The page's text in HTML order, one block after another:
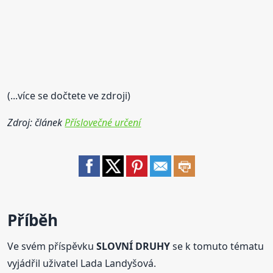
(...více se dočtete ve zdroji)
Zdroj: článekPříslovečné určení
Příběh
Ve svém příspěvkuSLOVNÍ DRUHYse k tomuto tématu
vyjádřil uživatel Lada Landyšová.